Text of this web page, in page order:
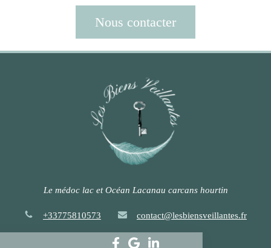
Nous contacter
Le médoc lac et Océan Lacanau carcans hourtin
+33775810573 contact@lesbiensveillantes.fr